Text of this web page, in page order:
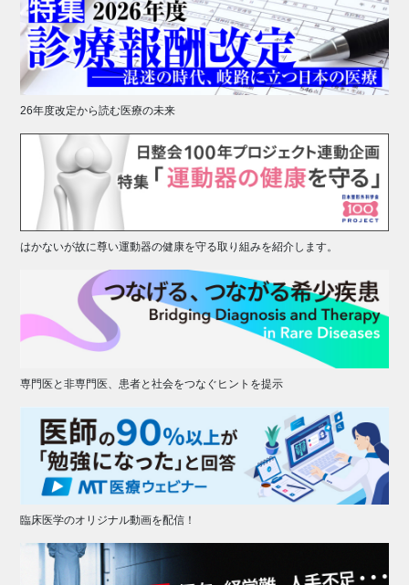
26年度改定から読む医療の未来
はかないが故に尊い運動器の健康を守る取り組みを紹介します。
専門医と非専門医、患者と社会をつなぐヒントを提示
臨床医学のオリジナル動画を配信！